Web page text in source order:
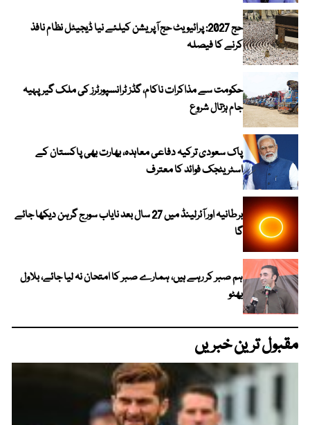
حج 2027: پرائیویٹ حج آپریشن کیلئے نیا ڈیجیٹل نظام نافذ
کرنے کا فیصلہ
حکومت سے مذاکرات ناکام، گڈز ٹرانسپورٹرز کی ملک گیر پہیہ
جام ہڑتال شروع
پاک سعودی ترکیہ دفاعی معاہدہ، بھارت بھی پاکستان کے
اسٹریٹجک فوائد کا معترف
برطانیہ اور آئرلینڈ میں 27 سال بعد نایاب سورج گرہن دیکھا جائے
گا
ہم صبر کر رہے ہیں، ہمارے صبر کا امتحان نہ لیا جائے، بلاول
بھٹو
مقبول ترین خبریں